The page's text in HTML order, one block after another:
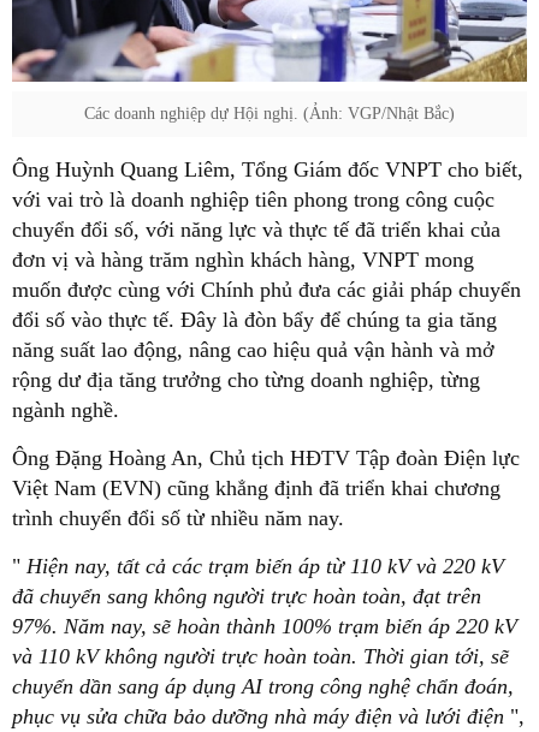
Các doanh nghiệp dự Hội nghị. (Ảnh: VGP/Nhật Bắc)
Ông Huỳnh Quang Liêm, Tổng Giám đốc VNPT cho biết,
với vai trò là doanh nghiệp tiên phong trong công cuộc
chuyển đổi số, với năng lực và thực tế đã triển khai của
đơn vị và hàng trăm nghìn khách hàng, VNPT mong
muốn được cùng với Chính phủ đưa các giải pháp chuyển
đổi số vào thực tế. Đây là đòn bẩy để chúng ta gia tăng
năng suất lao động, nâng cao hiệu quả vận hành và mở
rộng dư địa tăng trưởng cho từng doanh nghiệp, từng
ngành nghề.
Ông Đặng Hoàng An, Chủ tịch HĐTV Tập đoàn Điện lực
Việt Nam (EVN) cũng khẳng định đã triển khai chương
trình chuyển đổi số từ nhiều năm nay.
" Hiện nay, tất cả các trạm biến áp từ 110 kV và 220 kV
đã chuyển sang không người trực hoàn toàn, đạt trên
97%. Năm nay, sẽ hoàn thành 100% trạm biến áp 220 kV
và 110 kV không người trực hoàn toàn. Thời gian tới, sẽ
chuyển dần sang áp dụng AI trong công nghệ chẩn đoán,
phục vụ sửa chữa bảo dưỡng nhà máy điện và lưới điện ",